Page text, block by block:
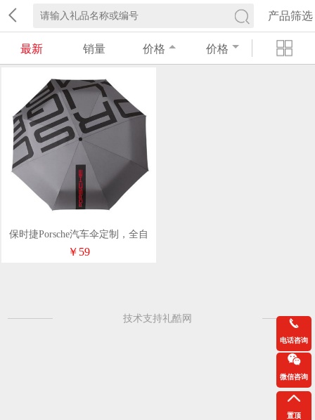
产品筛选
最新 销量 价格 价格
保时捷Porsche汽车伞定制，全自
动三折礼品伞定LOGO
￥59
技术支持礼酷网
电话咨询
微信咨询
置顶